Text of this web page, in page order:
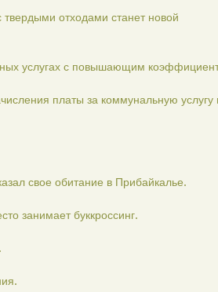
отходами станет новой
услугах с повышающим
платы за коммунальную услугу
свое обитание в Прибайкалье.
занимает буккроссинг.